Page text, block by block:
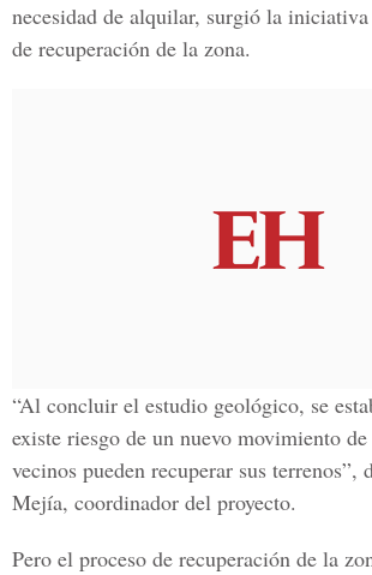
necesidad de alquilar, surgió la
de recuperación de la zona.
“Al concluir el estudio geológico, se
existe riesgo de un nuevo movimiento
vecinos pueden recuperar sus terrenos”,
Mejía, coordinador del proyecto.
Pero el proceso de recuperación de la